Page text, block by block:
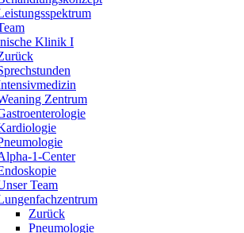
Klinik I
Zentrum
1-Center
Team
Zurück
Pneumologie